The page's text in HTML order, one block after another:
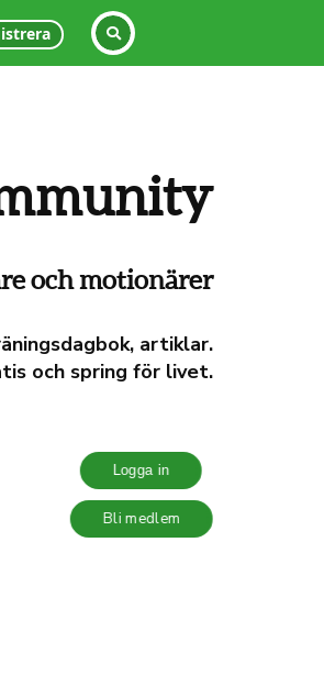
och motionärer
artiklar.
och spring för livet.
Logga in
Bli medlem